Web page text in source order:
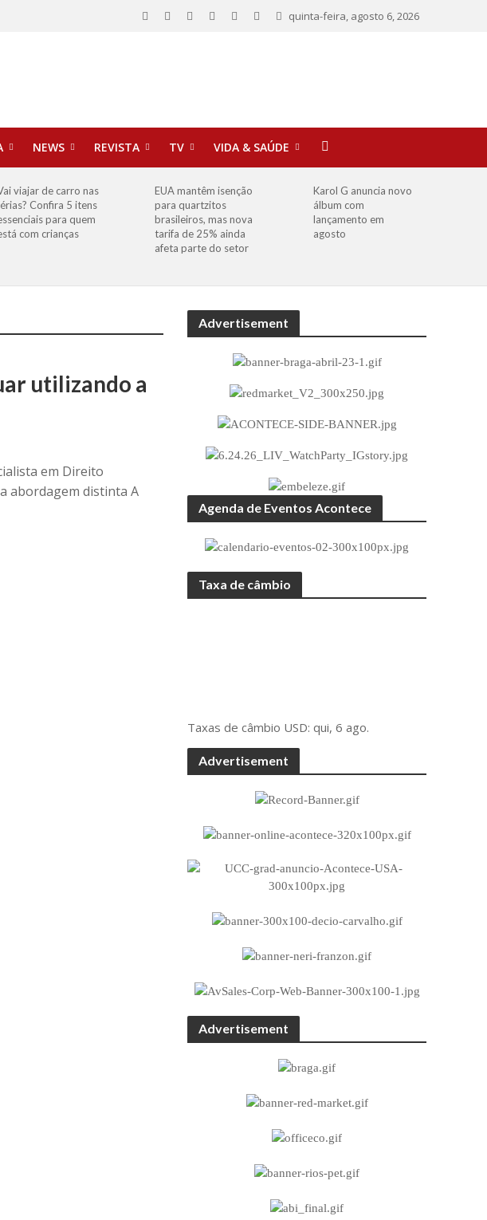
quinta-feira, agosto 6, 2026
NEWS REVISTA TV VIDA & SAÚDE
viajar de carro nas
Confira 5 itens
para quem
com crianças
EUA mantêm isenção
para quartzitos
brasileiros, mas nova
tarifa de 25% ainda
afeta parte do setor
Karol G anuncia novo
álbum com
lançamento em
agosto
utilizando a
em Direito
abordagem distinta A
Advertisement
Agenda de Eventos Acontece
Taxa de câmbio
Taxas de câmbio USD: qui, 6 ago.
Advertisement
Advertisement